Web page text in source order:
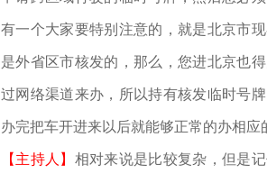
有一个大家要特别注意的，就是北京市
是外省区市核发的，那么，您进北京也
过网络渠道来办，所以持有核发临时号
办完把车开进来以后就能够正常的办相应
【主持人】 相对来说是比较复杂，但是